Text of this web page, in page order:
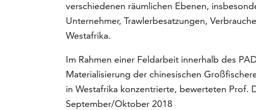
verschiedenen räumlichen Ebenen,
Unternehmer, Trawlerbesatzungen,
Westafrika.
Im Rahmen einer Feldarbeit innerhalb des
Materialisierung der chinesischen
in Westafrika konzentrierte, bewerteten Prof.
September/Oktober 2018